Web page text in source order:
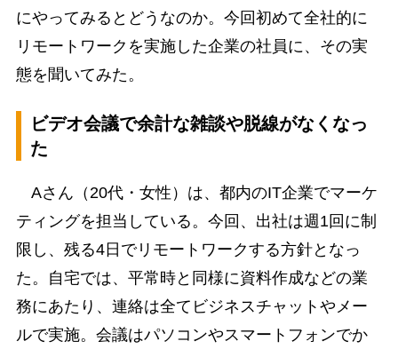
にやってみるとどうなのか。今回初めて全社的に
リモートワークを実施した企業の社員に、その実
態を聞いてみた。
ビデオ会議で余計な雑談や脱線がなくなっ
た
Aさん（20代・女性）は、都内のIT企業でマーケ
ティングを担当している。今回、出社は週1回に制
限し、残る4日でリモートワークする方針となっ
た。自宅では、平常時と同様に資料作成などの業
務にあたり、連絡は全てビジネスチャットやメー
ルで実施。会議はパソコンやスマートフォンでか